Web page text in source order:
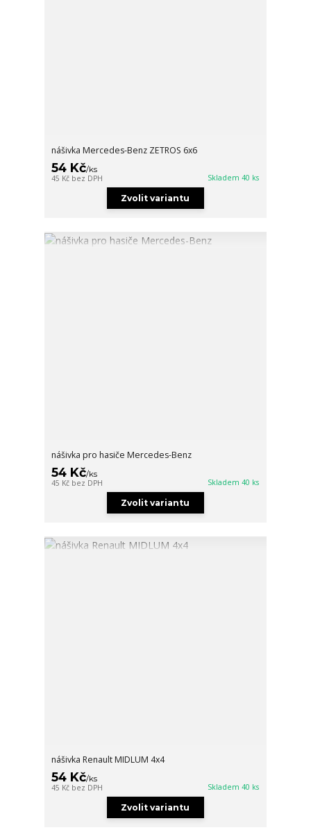
nášivka Mercedes-Benz ZETROS 6x6
54 Kč/ks
45 Kč bez DPH Skladem 40 ks
Zvolit variantu
nášivka pro hasiče Mercedes-Benz
54 Kč/ks
45 Kč bez DPH Skladem 40 ks
Zvolit variantu
nášivka Renault MIDLUM 4x4
54 Kč/ks
45 Kč bez DPH Skladem 40 ks
Zvolit variantu